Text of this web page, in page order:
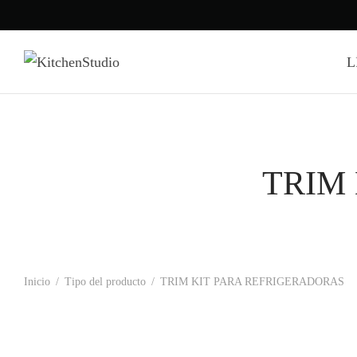
TRIM
Inicio / Tipo del producto / TRIM KIT PARA REFRIGERADORAS